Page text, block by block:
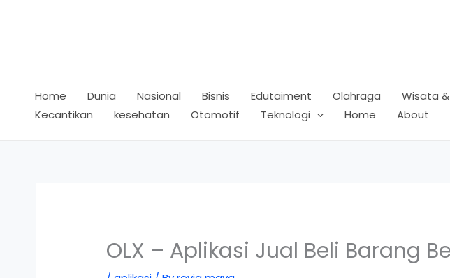
Home Dunia Nasional Bisnis Edutaiment Olahraga Wisata
Kecantikan
kesehatan Otomotif Teknologi Home About
OLX – Aplikasi Jual Beli Barang